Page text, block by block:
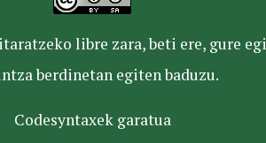
libre zara, beti ere, gure
berdinetan egiten baduzu.
Codesyntaxek garatua